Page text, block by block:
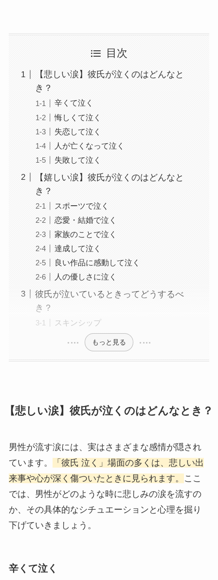
目次
【悲しい涙】彼氏が泣くのはどんなと
き？
辛くて泣く
悔しくて泣く
失恋して泣く
人が亡くなって泣く
失敗して泣く
【嬉しい涙】彼氏が泣くのはどんなと
き？
スポーツで泣く
恋愛・結婚で泣く
家族のことで泣く
達成して泣く
良い作品に感動して泣く
人の優しさに泣く
彼氏が泣いているときってどうするべ
き？
スキンシップ
もっと見る
【悲しい涙】彼氏が泣くのはどんなとき？
男性が流す涙には、実はさまざまな感情が隠され
ています。
「彼氏 泣く」場面の多くは、悲しい出
来事や心が深く傷ついたときに見られます。
ここ
では、男性がどのような時に悲しみの涙を流すの
か、その具体的なシチュエーションと心理を掘り
下げていきましょう。
辛くて泣く